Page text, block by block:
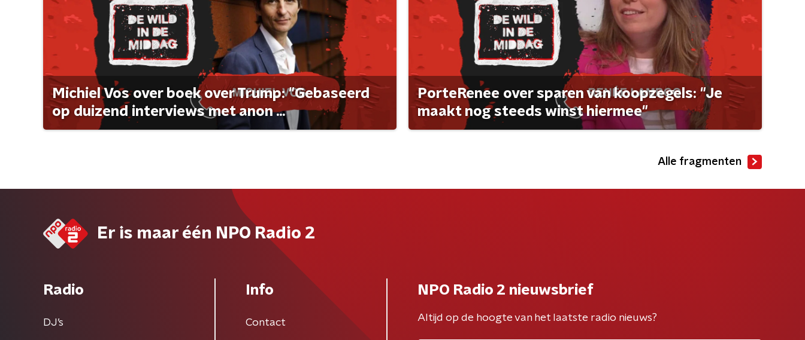
Michiel Vos over boek over Trump: "Gebaseerd
op duizend interviews met anon ...
PorteRenee over sparen van koopzegels: "Je
maakt nog steeds winst hiermee"
Alle fragmenten
Er is maar één NPO Radio 2
Radio
DJ’s
Info
Contact
NPO Radio 2 nieuwsbrief
Altijd op de hoogte van het laatste radio nieuws?